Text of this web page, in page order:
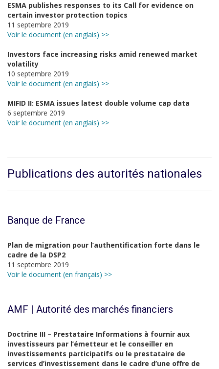
ESMA publishes responses to its Call for evidence on
certain investor protection topics
11 septembre 2019
Voir le document (en anglais) >>
Investors face increasing risks amid renewed market
volatility
10 septembre 2019
Voir le document (en anglais) >>
MIFID II: ESMA issues latest double volume cap data
6 septembre 2019
Voir le document (en anglais) >>
Publications des autorités nationales
Banque de France
Plan de migration pour l’authentification forte dans le
cadre de la DSP2
11 septembre 2019
Voir le document (en français) >>
AMF | Autorité des marchés financiers
Doctrine III – Prestataire Informations à fournir aux
investisseurs par l’émetteur et le conseiller en
investissements participatifs ou le prestataire de
services d’investissement dans le cadre d’une offre de